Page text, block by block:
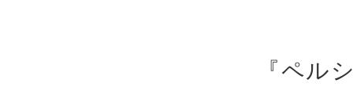
『ペル